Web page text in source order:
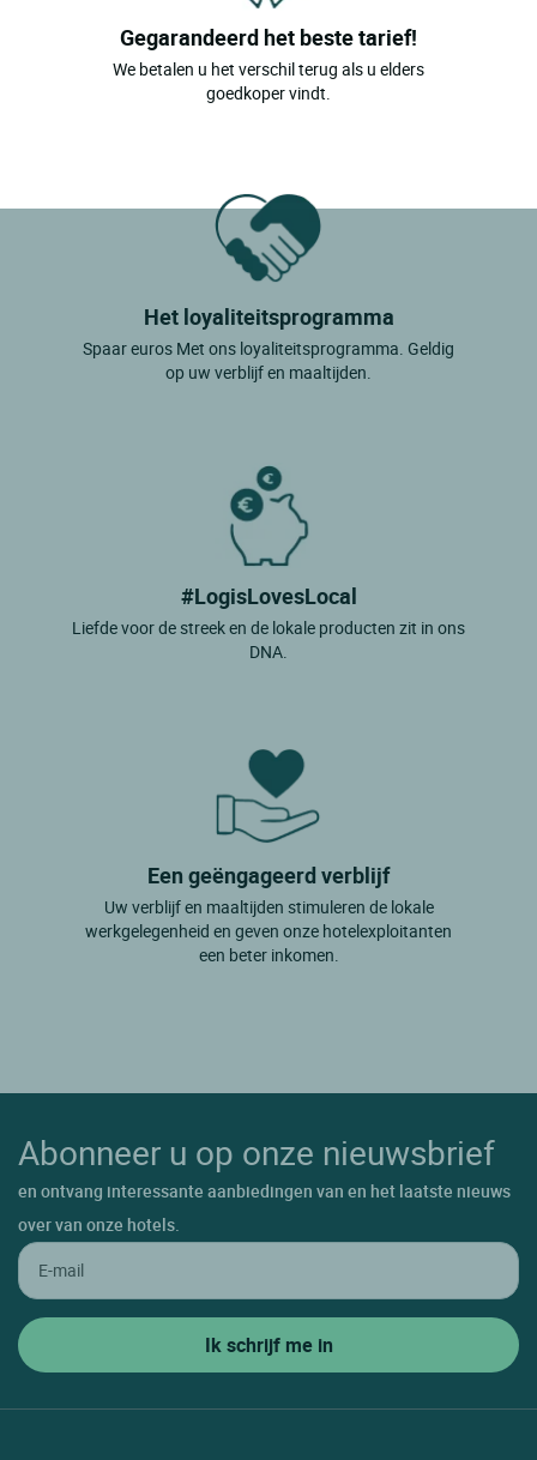
Gegarandeerd het beste tarief!
We betalen u het verschil terug als u elders
goedkoper vindt.
Het loyaliteitsprogramma
Spaar euros Met ons loyaliteitsprogramma. Geldig
op uw verblijf en maaltijden.
#LogisLovesLocal
Liefde voor de streek en de lokale producten zit in ons
DNA.
Een geëngageerd verblijf
Uw verblijf en maaltijden stimuleren de lokale
werkgelegenheid en geven onze hotelexploitanten
een beter inkomen.
Abonneer u op onze nieuwsbrief
en ontvang interessante aanbiedingen van en het laatste nieuws
over van onze hotels.